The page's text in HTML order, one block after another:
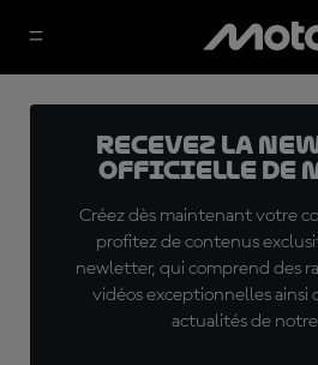
Recevez la
officielle de
Créez dès maintenant votre
profitez de contenus
newletter, qui comprend des
vidéos exceptionnelles ainsi
actualités de